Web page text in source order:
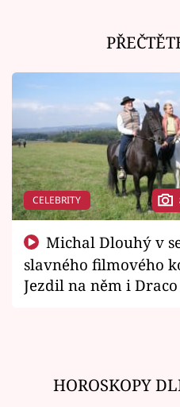
CELEBRITY
slavného filmového
Jezdil na něm i
HOROSKOPY